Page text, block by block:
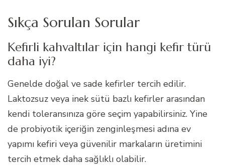
Sıkça Sorulan Sorular
Kefirli kahvaltılar için hangi kefir türü
daha iyi?
Genelde doğal ve sade kefirler tercih edilir.
Laktozsuz veya inek sütü bazlı kefirler arasından
kendi toleransınıza göre seçim yapabilirsiniz. Yine
de probiyotik içeriğin zenginleşmesi adına ev
yapımı kefiri veya güvenilir markaların üretimini
tercih etmek daha sağlıklı olabilir.